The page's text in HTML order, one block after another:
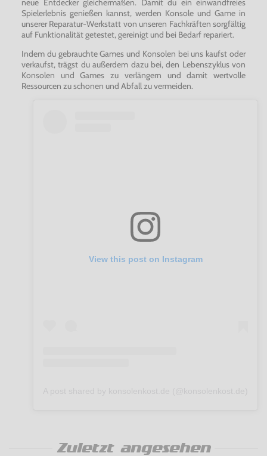
neue Entdecker gleichermaßen. Damit du ein einwandfreies
Spielerlebnis genießen kannst, werden Konsole und Game in
unserer Reparatur-Werkstatt von unseren Fachkräften sorgfältig
auf Funktionalität getestet, gereinigt und bei Bedarf repariert.
Indem du gebrauchte Games und Konsolen bei uns kaufst oder
verkaufst, trägst du außerdem dazu bei, den Lebenszyklus von
Konsolen und Games zu verlängern und damit wertvolle
Ressourcen zu schonen und Abfall zu vermeiden.
View this post on Instagram
Zuletzt angesehen